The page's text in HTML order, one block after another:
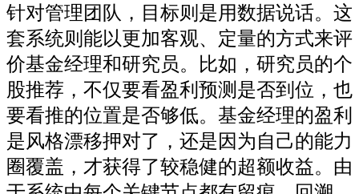
针对管理团队，目标则是用数据说话。这
套系统则能以更加客观、定量的方式来评
价基金经理和研究员。比如，研究员的个
股推荐，不仅要看盈利预测是否到位，也
要看推的位置是否够低。基金经理的盈利
是风格漂移押对了，还是因为自己的能力
圈覆盖，才获得了较稳健的超额收益。由